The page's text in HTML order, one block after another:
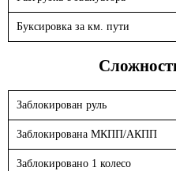
Буксировка за км. пути
Заблокирован руль
Заблокирована МКПП/АКПП
Заблокировано 1 колесо